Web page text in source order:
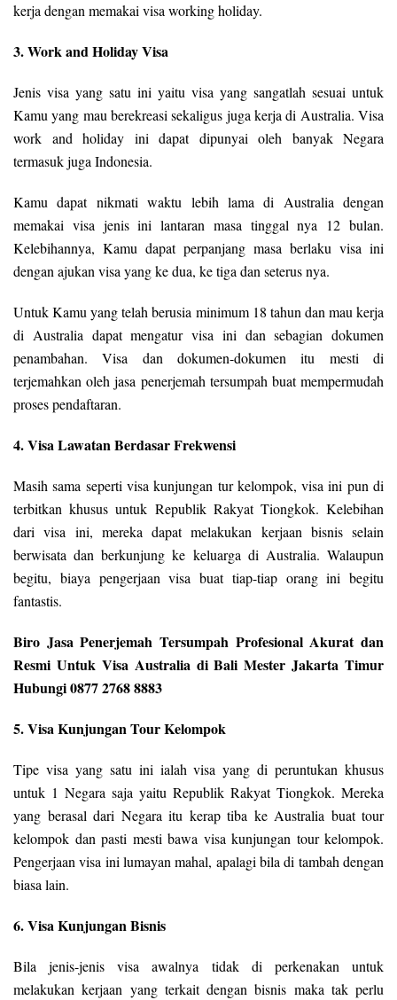
kerja dengan memakai visa working holiday.
3. Work and Holiday Visa
Jenis visa yang satu ini yaitu visa yang sangatlah sesuai untuk
Kamu yang mau berekreasi sekaligus juga kerja di Australia. Visa
work and holiday ini dapat dipunyai oleh banyak Negara
termasuk juga Indonesia.
Kamu dapat nikmati waktu lebih lama di Australia dengan
memakai visa jenis ini lantaran masa tinggal nya 12 bulan.
Kelebihannya, Kamu dapat perpanjang masa berlaku visa ini
dengan ajukan visa yang ke dua, ke tiga dan seterus nya.
Untuk Kamu yang telah berusia minimum 18 tahun dan mau kerja
di Australia dapat mengatur visa ini dan sebagian dokumen
penambahan. Visa dan dokumen-dokumen itu mesti di
terjemahkan oleh jasa penerjemah tersumpah buat mempermudah
proses pendaftaran.
4. Visa Lawatan Berdasar Frekwensi
Masih sama seperti visa kunjungan tur kelompok, visa ini pun di
terbitkan khusus untuk Republik Rakyat Tiongkok. Kelebihan
dari visa ini, mereka dapat melakukan kerjaan bisnis selain
berwisata dan berkunjung ke keluarga di Australia. Walaupun
begitu, biaya pengerjaan visa buat tiap-tiap orang ini begitu
fantastis.
Biro Jasa Penerjemah Tersumpah Profesional Akurat dan
Resmi Untuk Visa Australia di Bali Mester Jakarta Timur
Hubungi 0877 2768 8883
5. Visa Kunjungan Tour Kelompok
Tipe visa yang satu ini ialah visa yang di peruntukan khusus
untuk 1 Negara saja yaitu Republik Rakyat Tiongkok. Mereka
yang berasal dari Negara itu kerap tiba ke Australia buat tour
kelompok dan pasti mesti bawa visa kunjungan tour kelompok.
Pengerjaan visa ini lumayan mahal, apalagi bila di tambah dengan
biasa lain.
6. Visa Kunjungan Bisnis
Bila jenis-jenis visa awalnya tidak di perkenakan untuk
melakukan kerjaan yang terkait dengan bisnis maka tak perlu